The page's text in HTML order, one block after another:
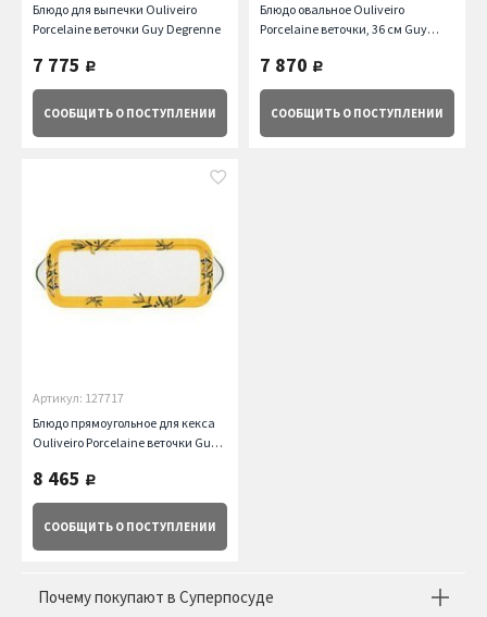
Блюдо для выпечки Ouliveiro
Porcelaine веточки Guy Degrenne
7 775 руб.
СООБЩИТЬ О ПОСТУПЛЕНИИ
Блюдо овальное Ouliveiro
Porcelaine веточки, 36 см Guy
7 870 руб.
СООБЩИТЬ О ПОСТУПЛЕНИИ
Артикул: 127717
Блюдо прямоугольное для кекса
Ouliveiro Porcelaine веточки Guy
8 465 руб.
СООБЩИТЬ О ПОСТУПЛЕНИИ
Почему покупают в Суперпосуде